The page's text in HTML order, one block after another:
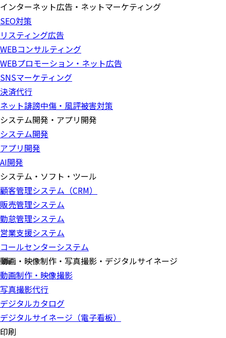
インターネット広告・ネットマーケティング
SEO対策
リスティング広告
WEBコンサルティング
WEBプロモーション・ネット広告
SNSマーケティング
決済代行
ネット誹謗中傷・風評被害対策
システム開発・アプリ開発
システム開発
アプリ開発
AI開発
システム・ソフト・ツール
顧客管理システム（CRM）
販売管理システム
勤怠管理システム
営業支援システム
コールセンターシステム
動画・映像制作・写真撮影・デジタルサイネージ
動画制作・映像撮影
写真撮影代行
デジタルカタログ
デジタルサイネージ（電子看板）
印刷